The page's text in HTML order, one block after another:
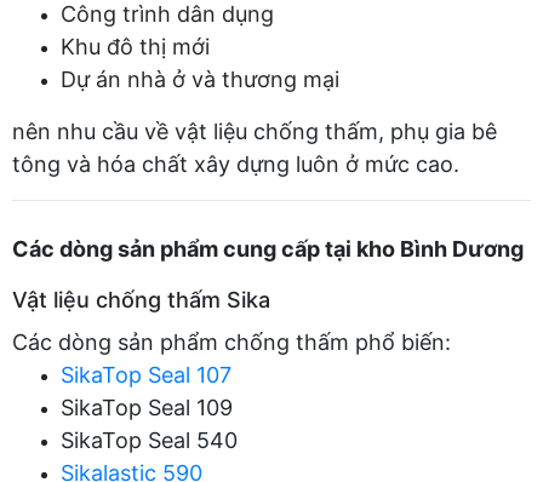
Công trình dân dụng
Khu đô thị mới
Dự án nhà ở và thương mại
nên nhu cầu về vật liệu chống thấm, phụ gia bê
tông và hóa chất xây dựng luôn ở mức cao.
Các dòng sản phẩm cung cấp tại kho Bình Dương
Vật liệu chống thấm Sika
Các dòng sản phẩm chống thấm phổ biến:
SikaTop Seal 107
SikaTop Seal 109
SikaTop Seal 540
Sikalastic 590